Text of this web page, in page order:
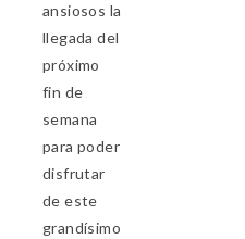
ansiosos la
llegada del
próximo
fin de
semana
para poder
disfrutar
de este
grandísimo